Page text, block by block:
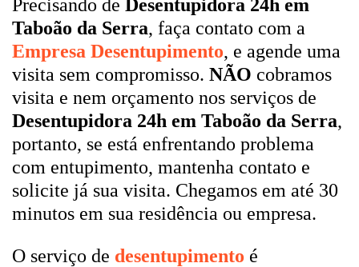
Precisando de Desentupidora 24h em
Taboão da Serra, faça contato com a
Empresa Desentupimento, e agende uma
visita sem compromisso. NÃO cobramos
visita e nem orçamento nos serviços de
Desentupidora 24h em Taboão da Serra,
portanto, se está enfrentando problema
com entupimento, mantenha contato e
solicite já sua visita. Chegamos em até 30
minutos em sua residência ou empresa.
O serviço de desentupimento é